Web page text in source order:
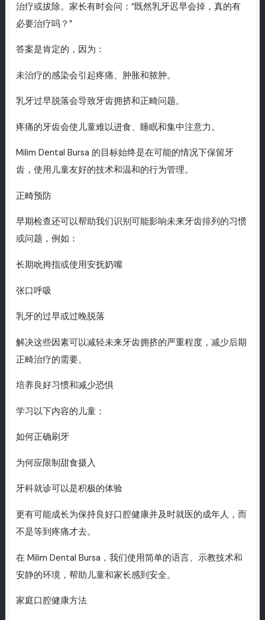
治疗或拔除。家长有时会问：“既然乳牙迟早会掉，真的有
必要治疗吗？”
答案是肯定的，因为：
未治疗的感染会引起疼痛、肿胀和脓肿。
乳牙过早脱落会导致牙齿拥挤和正畸问题。
疼痛的牙齿会使儿童难以进食、睡眠和集中注意力。
Milim Dental Bursa 的目标始终是在可能的情况下保留牙
齿，使用儿童友好的技术和温和的行为管理。
正畸预防
早期检查还可以帮助我们识别可能影响未来牙齿排列的习惯
或问题，例如：
长期吮拇指或使用安抚奶嘴
张口呼吸
乳牙的过早或过晚脱落
解决这些因素可以减轻未来牙齿拥挤的严重程度，减少后期
正畸治疗的需要。
培养良好习惯和减少恐惧
学习以下内容的儿童：
如何正确刷牙
为何应限制甜食摄入
牙科就诊可以是积极的体验
更有可能成长为保持良好口腔健康并及时就医的成年人，而
不是等到疼痛才去。
在 Milim Dental Bursa，我们使用简单的语言、示教技术和
安静的环境，帮助儿童和家长感到安全。
家庭口腔健康方法